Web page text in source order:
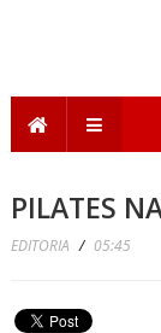
PILATES
EDITORIA / 05:45